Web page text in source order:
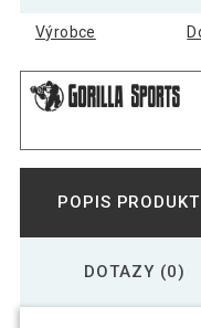
Výrobce
POPIS
DOTAZY (0)